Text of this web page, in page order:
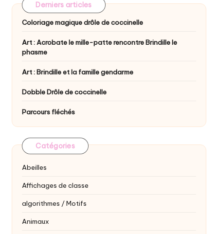
Derniers articles
Coloriage magique drôle de coccinelle
Art : Acrobate le mille-patte rencontre Brindille le
phasme
Art : Brindille et la famille gendarme
Dobble Drôle de coccinelle
Parcours fléchés
Catégories
Abeilles
Affichages de classe
algorithmes / Motifs
Animaux